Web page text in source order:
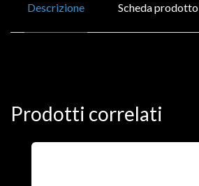
Descrizione Scheda prodotto
Prodotti correlati